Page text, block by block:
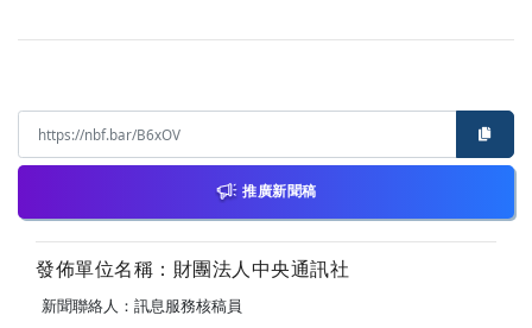
推廣新聞稿
發佈單位名稱：財團法人中央通訊社
新聞聯絡人：訊息服務核稿員